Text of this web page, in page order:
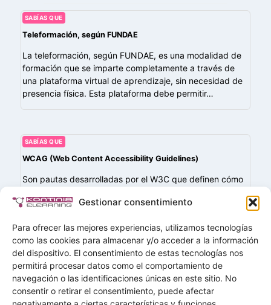
Gestionar consentimiento
Para ofrecer las mejores experiencias, utilizamos tecnologías
como las cookies para almacenar y/o acceder a la información
del dispositivo. El consentimiento de estas tecnologías nos
permitirá procesar datos como el comportamiento de
navegación o las identificaciones únicas en este sitio. No
consentir o retirar el consentimiento, puede afectar
SABÍAS QUE
Teleformación, según FUNDAE
La teleformación, según FUNDAE, es una modalidad de
formación que se imparte completamente a través de
una plataforma virtual de aprendizaje, sin necesidad de
presencia física. Esta plataforma debe permitir…
SABÍAS QUE
WCAG (Web Content Accessibility Guidelines)
Son pautas desarrolladas por el W3C que definen cómo
cursos de e-learning) sea accesible para personas con
Buscar
Buscar